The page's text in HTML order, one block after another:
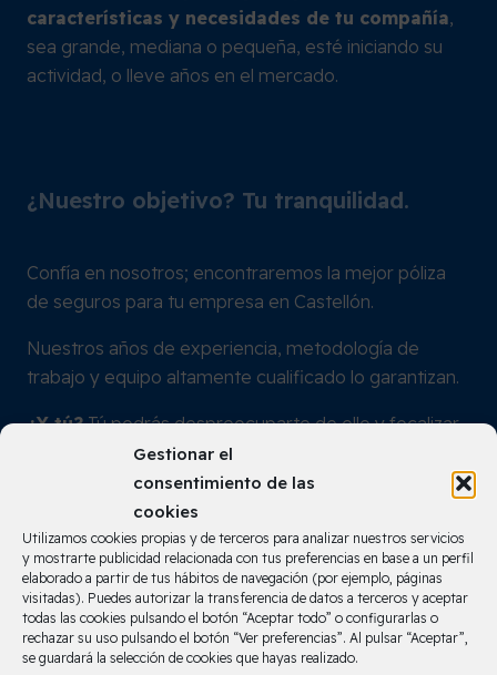
Gestionar el
consentimiento de las
cookies
Utilizamos cookies propias y de terceros para analizar nuestros servicios
y mostrarte publicidad relacionada con tus preferencias en base a un perfil
elaborado a partir de tus hábitos de navegación (por ejemplo, páginas
visitadas). Puedes autorizar la transferencia de datos a terceros y aceptar
todas las cookies pulsando el botón “Aceptar todo” o configurarlas o
rechazar su uso pulsando el botón “Ver preferencias”. Al pulsar “Aceptar”,
se guardará la selección de cookies que hayas realizado.
características y necesidades de tu compañía,
sea grande, mediana o pequeña, esté iniciando su
actividad, o lleve años en el mercado.
¿Nuestro objetivo? Tu tranquilidad.
Confía en nosotros; encontraremos la mejor póliza
de seguros para tu empresa en Castellón.
Nuestros años de experiencia, metodología de
trabajo y equipo altamente cualificado lo garantizan.
¿Y tú?Tú podrás despreocuparte de ello y focalizar
tus esfuerzos y tiempo en otras cuestiones de tu